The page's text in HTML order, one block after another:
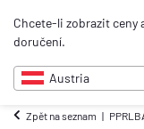
Chcete-li zobrazit ceny
doručení.
Austria
Zpět na seznam